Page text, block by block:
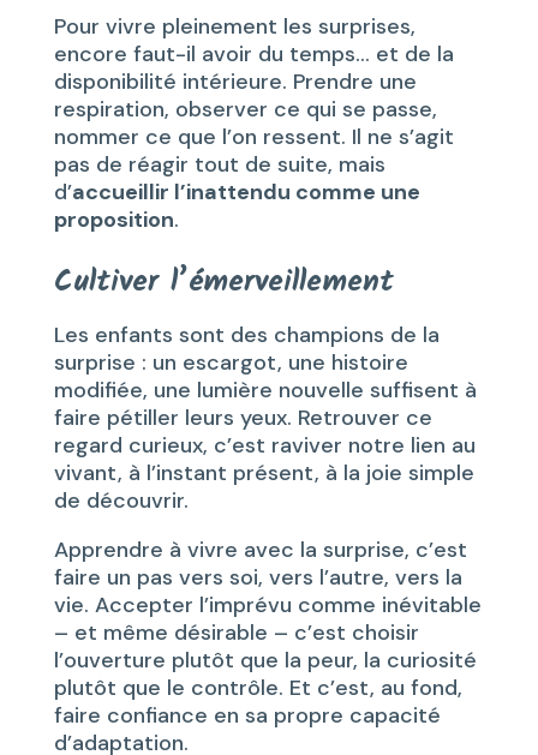
Pour vivre pleinement les surprises,
encore faut-il avoir du temps… et de la
disponibilité intérieure. Prendre une
respiration, observer ce qui se passe,
nommer ce que l’on ressent. Il ne s’agit
pas de réagir tout de suite, mais
d’accueillir l’inattendu comme une
proposition.
Cultiver l’émerveillement
Les enfants sont des champions de la
surprise : un escargot, une histoire
modifiée, une lumière nouvelle suffisent à
faire pétiller leurs yeux. Retrouver ce
regard curieux, c’est raviver notre lien au
vivant, à l’instant présent, à la joie simple
de découvrir.
Apprendre à vivre avec la surprise, c’est
faire un pas vers soi, vers l’autre, vers la
vie. Accepter l’imprévu comme inévitable
– et même désirable – c’est choisir
l’ouverture plutôt que la peur, la curiosité
plutôt que le contrôle. Et c’est, au fond,
faire confiance en sa propre capacité
d’adaptation.